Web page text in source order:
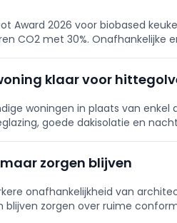
Award 2026 voor biobased
CO2 met 30%. Onafhankelijke
klaar voor
woningen in plaats van enkel
goede dakisolatie en
zorgen blijven
onafhankelijkheid van
blijven zorgen over ruime